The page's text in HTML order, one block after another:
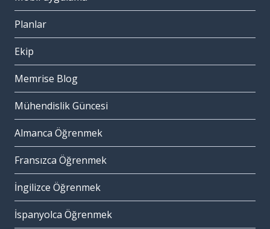
Planlar
Ekip
Memrise Blog
Mühendislik Güncesi
Almanca Öğrenmek
Fransızca Öğrenmek
İngilizce Öğrenmek
İspanyolca Öğrenmek